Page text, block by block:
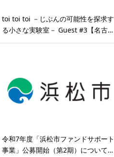
toi toi toi －じぶんの可能性を探求す
る小さな実験室－ Guest #3【名古…
令和7年度「浜松市ファンドサポート
事業」公募開始（第2期）について…